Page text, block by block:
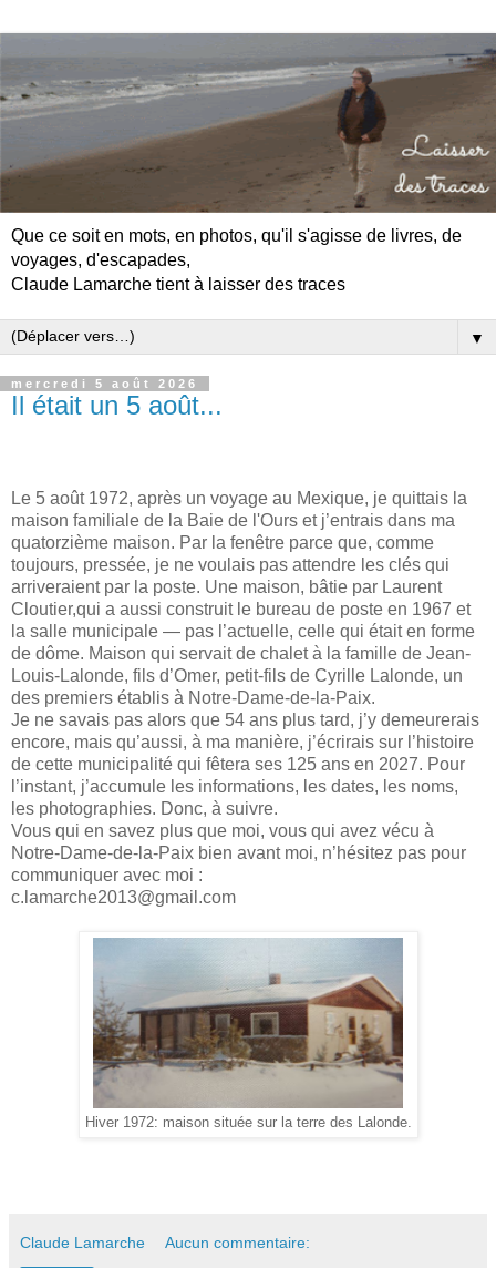
Que ce soit en mots, en photos, qu'il s'agisse de livres, de
voyages, d'escapades,
Claude Lamarche tient à laisser des traces
▼
mercredi 5 août 2026
Il était un 5 août...
Le 5 août 1972, après un voyage au Mexique, je quittais la
maison familiale de la Baie de l'Ours et j’entrais dans ma
quatorzième maison. Par la fenêtre parce que, comme
toujours, pressée, je ne voulais pas attendre les clés qui
arriveraient par la poste. Une maison, bâtie par Laurent
Cloutier,qui a aussi construit le bureau de poste en 1967 et
la salle municipale — pas l’actuelle, celle qui était en forme
de dôme. Maison qui servait de chalet à la famille de Jean-
Louis-Lalonde, fils d’Omer, petit-fils de Cyrille Lalonde, un
des premiers établis à Notre-Dame-de-la-Paix.
Je ne savais pas alors que 54 ans plus tard, j’y demeurerais
encore, mais qu’aussi, à ma manière, j’écrirais sur l’histoire
de cette municipalité qui fêtera ses 125 ans en 2027. Pour
l’instant, j’accumule les informations, les dates, les noms,
les photographies. Donc, à suivre.
Vous qui en savez plus que moi, vous qui avez vécu à
Notre-Dame-de-la-Paix bien avant moi, n’hésitez pas pour
communiquer avec moi :
c.lamarche2013@gmail.com
Hiver 1972: maison située sur la terre des Lalonde.
Claude Lamarche Aucun commentaire: